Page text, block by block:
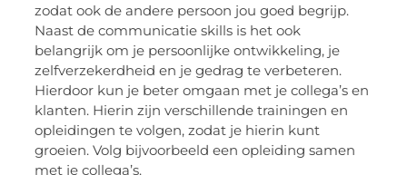
zodat ook de andere persoon jou goed begrijp.
Naast de communicatie skills is het ook
belangrijk om je persoonlijke ontwikkeling, je
zelfverzekerdheid en je gedrag te verbeteren.
Hierdoor kun je beter omgaan met je collega’s en
klanten. Hierin zijn verschillende trainingen en
opleidingen te volgen, zodat je hierin kunt
groeien. Volg bijvoorbeeld een opleiding samen
met je collega’s.